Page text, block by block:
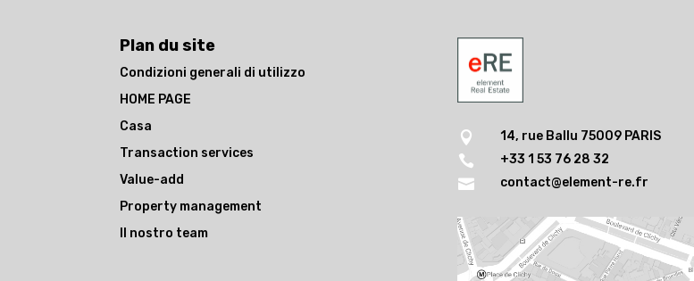
Plan du site
Condizioni generali di utilizzo
HOME PAGE
Casa
Transaction services
Value-add
Property management
Il nostro team
 14, rue Ballu 75009 PARIS
 +33 1 53 76 28 32
 contact@element-re.fr